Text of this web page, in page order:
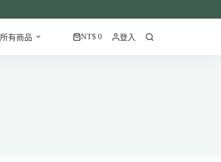
所有商品
購
NT$0 登入